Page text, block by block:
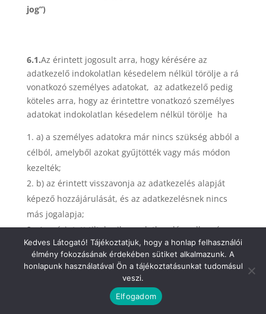
jog”)
6.1.Az érintett jogosult arra, hogy kérésére az
adatkezelő indokolatlan késedelem nélkül törölje a rá
vonatkozó személyes adatokat, az adatkezelő pedig
köteles arra, hogy az érintettre vonatkozó személyes
adatokat indokolatlan késedelem nélkül törölje ha
a) a személyes adatokra már nincs szükség abból a
célból, amelyből azokat gyűjtötték vagy más módon
kezelték;
b) az érintett visszavonja az adatkezelés alapját
képező hozzájárulását, és az adatkezelésnek nincs
más jogalapja;
c) az érintett tiltakozik az adatkezelése ellen, és
nincs elsőbbséget élvező jogszerű ok az
adatkezelésre,
d) a személyes adatokat jogellenesen kezelték;
e) a személyes adatokat az adatkezelőre
alkalmazandó uniós vagy tagállami jogban előírt jogi
Kedves Látogató! Tájékoztatjuk, hogy a honlap felhasználói
élmény fokozásának érdekében sütiket alkalmazunk. A
honlapunk használatával Ön a tájékoztatásunkat tudomásul
veszi.
Elfogadom